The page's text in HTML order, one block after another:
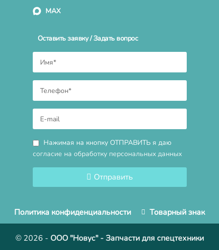
MAX
Оставить заявку / Задать вопрос
Нажимая на кнопку ОТПРАВИТЬ я даю
согласие на обработку персональных данных
Отправить
Политика конфиденциальности Товарный знак
© 2026 - ООО "Новус" - Запчасти для спецтехники